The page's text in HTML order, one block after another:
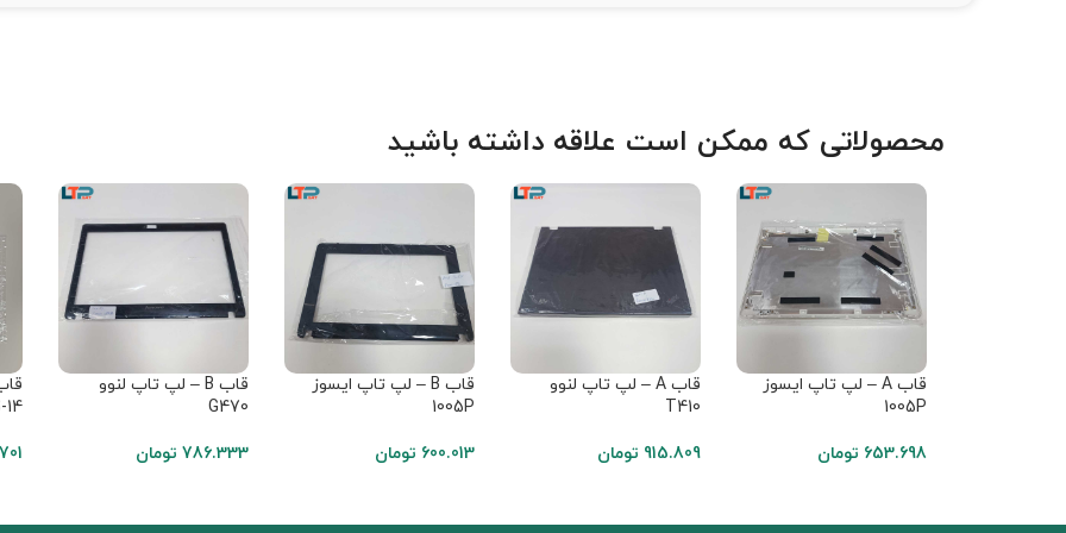
محصولاتی که ممکن است علاقه داشته باشید
قاب A – لپ تاپ ایسوز
1005P
653.698 تومان
قاب A – لپ تاپ لنوو
T410
915.809 تومان
قاب B – لپ تاپ ایسوز
1005P
600.013 تومان
قاب B – لپ تاپ لنوو
G470
786.333 تومان
14